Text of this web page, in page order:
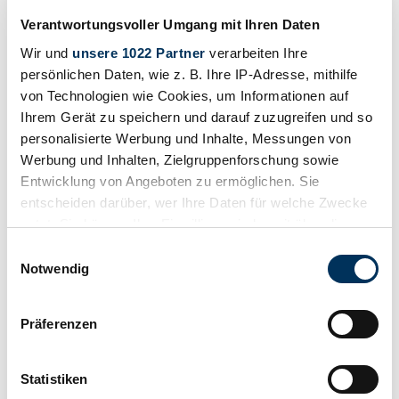
Verantwortungsvoller Umgang mit Ihren Daten
Wir und unsere 1022 Partner verarbeiten Ihre
persönlichen Daten, wie z. B. Ihre IP-Adresse, mithilfe
von Technologien wie Cookies, um Informationen auf
Ihrem Gerät zu speichern und darauf zuzugreifen und so
personalisierte Werbung und Inhalte, Messungen von
Werbung und Inhalten, Zielgruppenforschung sowie
Entwicklung von Angeboten zu ermöglichen. Sie
entscheiden darüber, wer Ihre Daten für welche Zwecke
nutzt. Sie können Ihre Einwilligung jederzeit über die
Trigger Symbol ändern oder widerrufen
Informationen über Ihre geografische Lage
können
Notwendig
Präferenzen
Statistiken
1969 Agrati Garelli Capri 50 – Rare Italian Collector’s Item in
Estimate